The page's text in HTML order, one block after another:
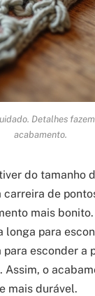
Detalhes
acabamento.
do tamanho
de
mais
longa para
esconder a
Assim, o
mais durável.